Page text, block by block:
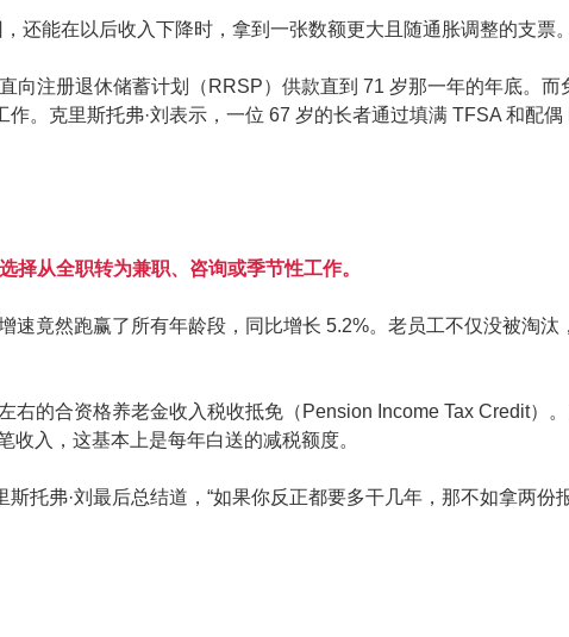
还能在以后收入下降时，拿到一张数额更大且随通胀调整的支票。
向注册退休储蓄计划（RRSP）供款直到 71 岁那一年的年底。而
。克里斯托弗·刘表示，一位 67 岁的长者通过填满 TFSA 和配
择从全职转为兼职、咨询或季节性工作。
速竟然跑赢了所有年龄段，同比增长 5.2%。老员工不仅没被淘汰
右的合资格养老金收入税收抵免（Pension Income Tax Credit）。
入，这基本上是每年白送的减税额度。
托弗·刘最后总结道，“如果你反正都要多干几年，那不如拿两份